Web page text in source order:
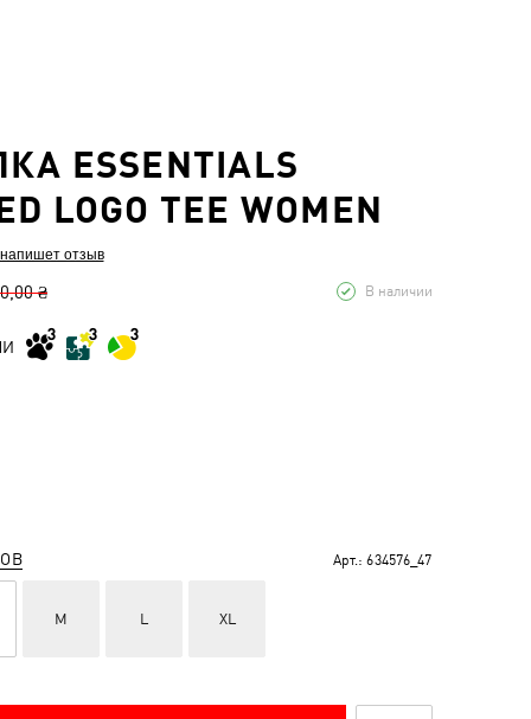
ESSENTIALS
LOGO TEE WOMEN
отзыв
₴ В наличии
Арт.: 634576_47
M L XL